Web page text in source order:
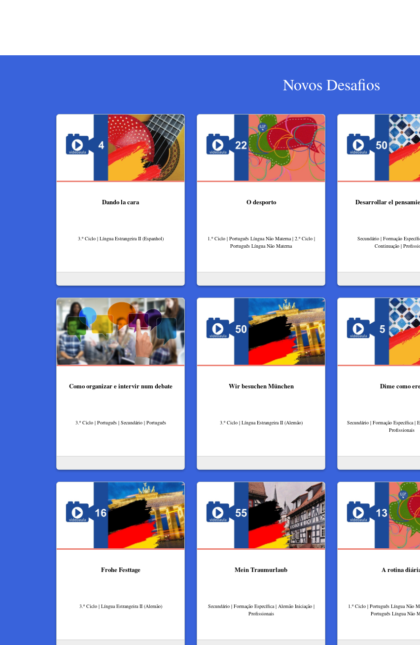
Novos Desafios
Dando la cara
3.º Ciclo | Língua Estrangeira II (Espanhol)
O desporto
1.º Ciclo | Português Língua Não Materna | 2.º Ciclo |
Português Língua Não Materna
Desarrollar el
Secundário | Formação
Continuação |
Como organizar e intervir num debate
3.º Ciclo | Português | Secundário | Português
Wir besuchen München
3.º Ciclo | Língua Estrangeira II (Alemão)
Dime como
Secundário | Formação Específica |
Profissionais
Frohe Festtage
3.º Ciclo | Língua Estrangeira II (Alemão)
Mein Traumurlaub
Secundário | Formação Específica | Alemão Iniciação |
Profissionais
A rotina
1.º Ciclo | Português Língua Não
Português Língua Não